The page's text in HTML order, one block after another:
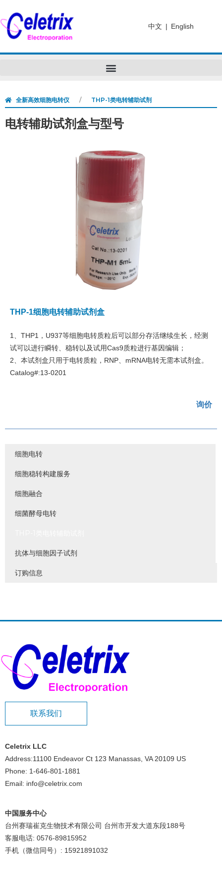
中文 | English
全新高效细胞电转仪 THP-1类电转辅助试剂
电转辅助试剂盒与型号
THP-1细胞电转辅助试剂盒
1、THP1，U937等细胞电转质粒后可以部分存活继续生长，经测
试可以进行瞬转、稳转以及试用Cas9质粒进行基因编辑；
2、本试剂盒只用于电转质粒，RNP、mRNA电转无需本试剂盒。
Catalog#:13-0201
询价
细胞电转
细胞稳转构建服务
细胞融合
细菌酵母电转
抗体与细胞因子试剂
订购信息
联系我们
Celetrix LLC
Address:11100 Endeavor Ct 123 Manassas, VA 20109 US
Phone: 1-646-801-1881
Email: info@celetrix.com
中国服务中心
台州赛瑞崔克生物技术有限公司 台州市开发大道东段188号
客服电话: 0576-89815952
手机（微信同号）: 15921891032